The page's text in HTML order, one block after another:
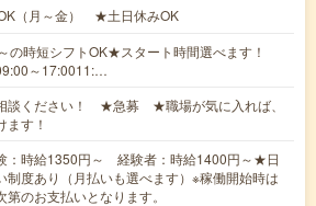
（月～金） ★土日休みOK
の時短シフトOK★スタート時間選べます！
～17:0011:…
談ください！ ★急募 ★職場が気に入れば、
ます！
：時給1350円～ 経験者：時給1400円～★日
制度あり（月払いも選べます）※稼働開始時は
第のお支払いとなります。